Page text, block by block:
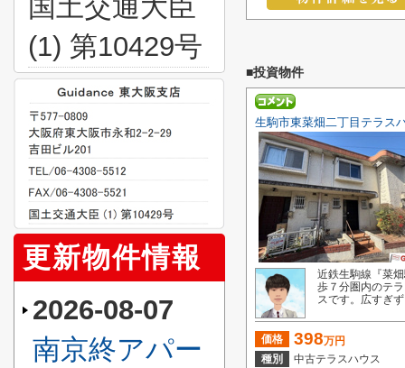
■投資物件
生駒市東菜畑二丁目テラス
近鉄生駒線『菜
歩７分圏内のテ
スです。広すぎ
価格 398万円
種別
中古テラスハウス
国土交通大臣
(1) 第10429号
更新物件情報
2026-08-07
南京終アパー